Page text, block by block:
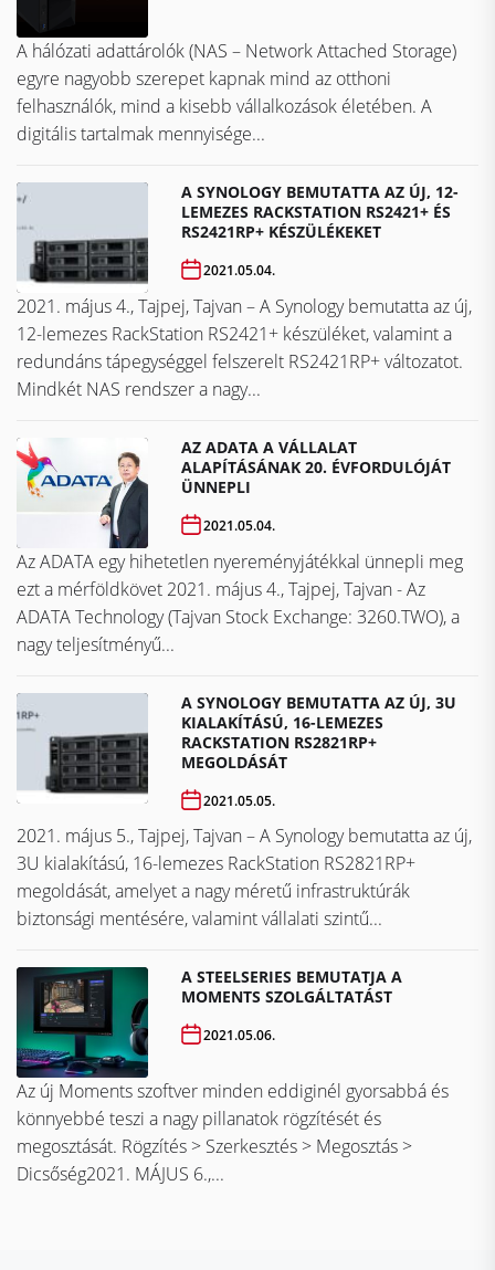
A hálózati adattárolók (NAS – Network Attached Storage)
egyre nagyobb szerepet kapnak mind az otthoni
felhasználók, mind a kisebb vállalkozások életében. A
digitális tartalmak mennyisége...
A SYNOLOGY BEMUTATTA AZ ÚJ, 12-
LEMEZES RACKSTATION RS2421+ ÉS
RS2421RP+ KÉSZÜLÉKEKET
2021.05.04.
2021. május 4., Tajpej, Tajvan – A Synology bemutatta az új,
12-lemezes RackStation RS2421+ készüléket, valamint a
redundáns tápegységgel felszerelt RS2421RP+ változatot.
Mindkét NAS rendszer a nagy...
AZ ADATA A VÁLLALAT
ALAPÍTÁSÁNAK 20. ÉVFORDULÓJÁT
ÜNNEPLI
2021.05.04.
Az ADATA egy hihetetlen nyereményjátékkal ünnepli meg
ezt a mérföldkövet ​​​​​​​2021. május 4., Tajpej, Tajvan - Az
ADATA Technology (Tajvan Stock Exchange: 3260.TWO), a
nagy teljesítményű...
A SYNOLOGY BEMUTATTA AZ ÚJ, 3U
KIALAKÍTÁSÚ, 16-LEMEZES
RACKSTATION RS2821RP+
MEGOLDÁSÁT
2021.05.05.
2021. május 5., Tajpej, Tajvan – A Synology bemutatta az új,
3U kialakítású, 16-lemezes RackStation RS2821RP+
megoldását, amelyet a nagy méretű infrastruktúrák
biztonsági mentésére, valamint vállalati szintű...
A STEELSERIES BEMUTATJA A
MOMENTS SZOLGÁLTATÁST
2021.05.06.
Az új Moments szoftver minden eddiginél gyorsabbá és
könnyebbé teszi a nagy pillanatok rögzítését és
megosztását. Rögzítés > Szerkesztés > Megosztás >
Dicsőség2021. MÁJUS 6.,...